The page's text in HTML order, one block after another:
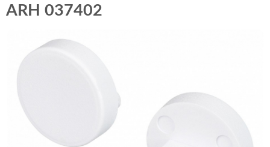
ARH 037402